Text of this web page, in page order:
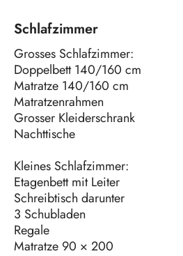
Schlafzimmer
Grosses Schlafzimmer:
Doppelbett 140/160 cm
Matratze 140/160 cm
Matratzenrahmen
Grosser Kleiderschrank
Nachttische
Kleines Schlafzimmer:
Etagenbett mit Leiter
Schreibtisch darunter
3 Schubladen
Regale
Matratze 90 × 200